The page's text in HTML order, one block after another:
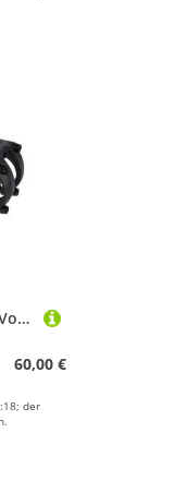
XLC Lenkervorbau, A-Head Vorbau RACEBY ST-M31, 1 1/8", Ø31.8mm, 80mm
60,00 €
der